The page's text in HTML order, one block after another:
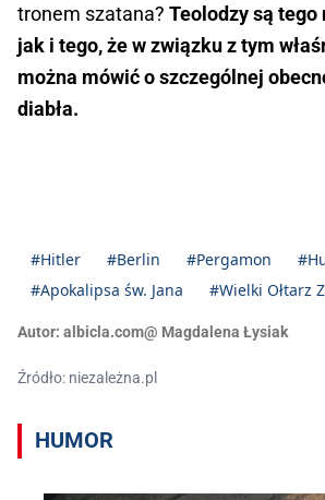
tronem szatana? Teolodzy są
jak i tego, że w związku z tym
można mówić o szczególnej
diabła.
#Hitler #Berlin #Pergamon
#Apokalipsa św. Jana
#Wielki Ołtarz
Autor: albicla.com@ Magdalena Łysiak
Źródło: niezależna.pl
HUMOR